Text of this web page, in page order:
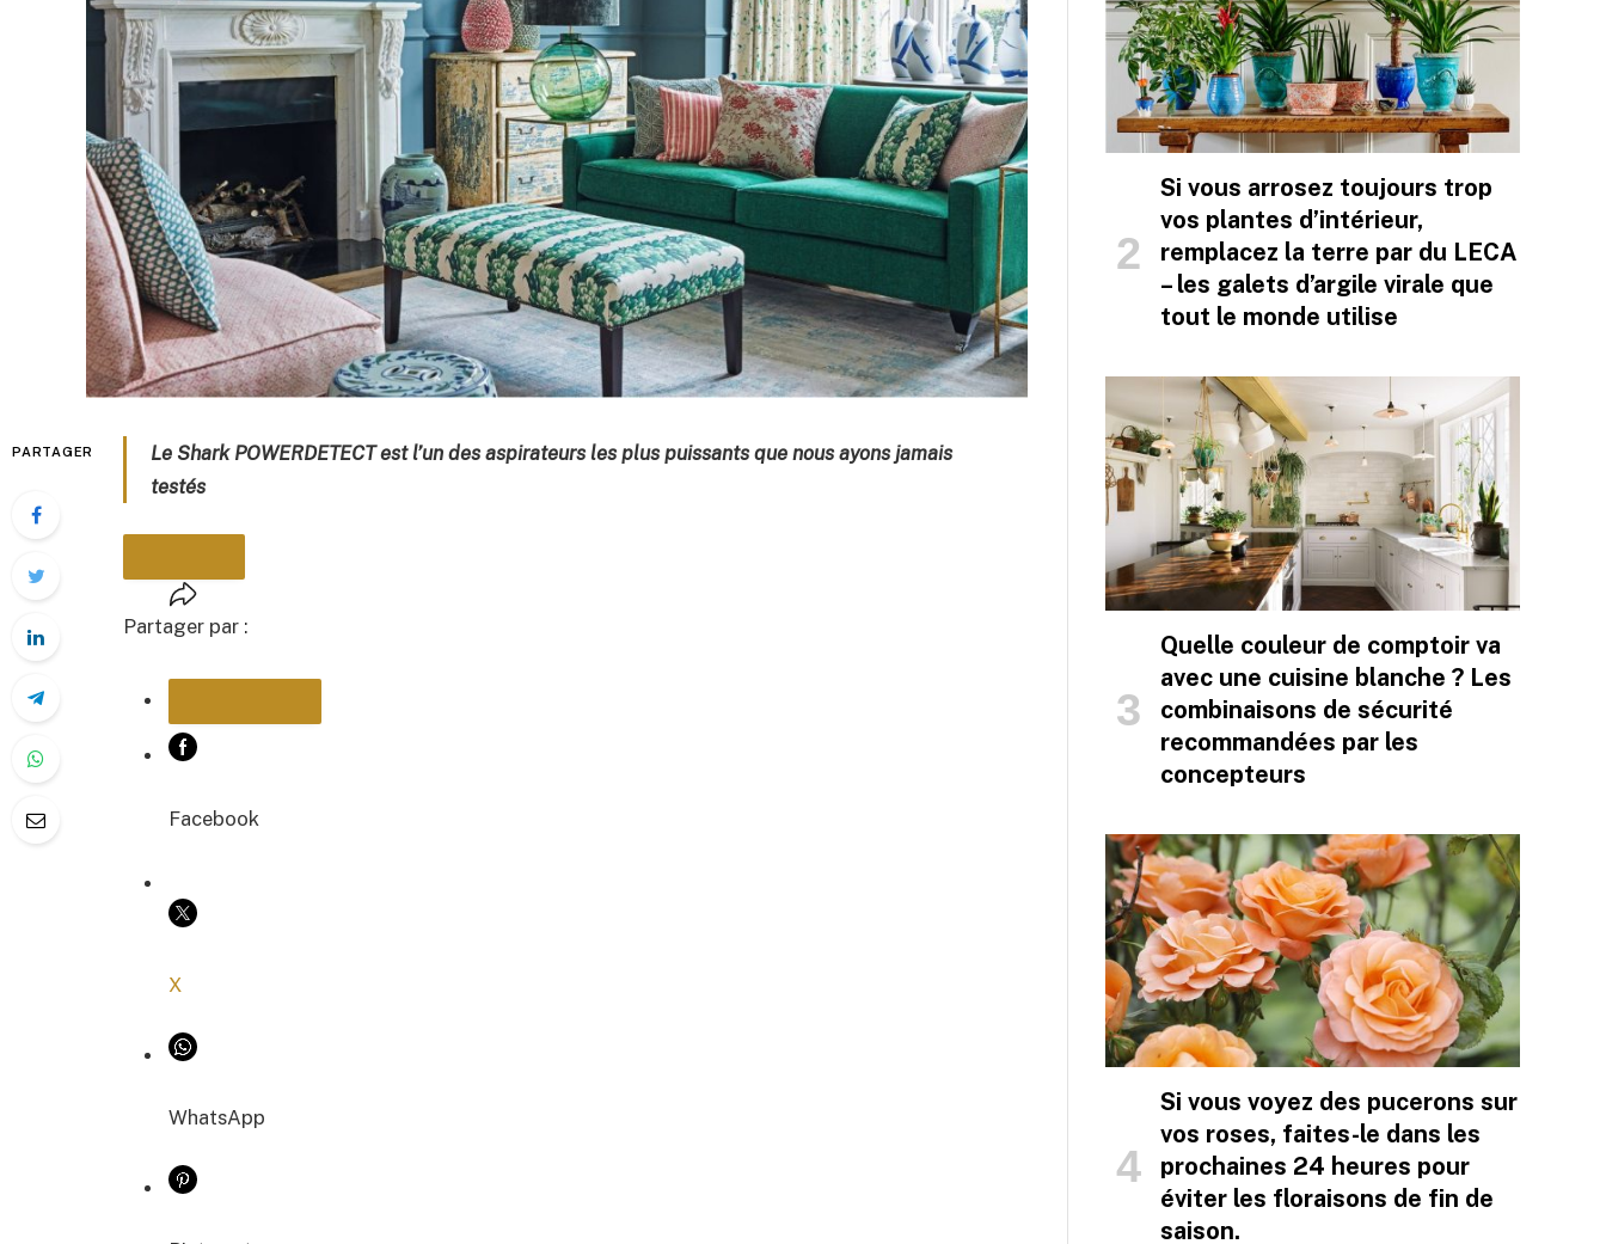
PARTAGER
Le Shark POWERDETECT est l’un des aspirateurs les plus puissants que nous ayons jamais
testés
Partager par :
COPIER LE LIEN
Facebook
X
WhatsApp
Si vous arrosez toujours trop
vos plantes d’intérieur,
remplacez la terre par du LECA
– les galets d’argile virale que
tout le monde utilise
Quelle couleur de comptoir va
avec une cuisine blanche ? Les
combinaisons de sécurité
recommandées par les
concepteurs
Si vous voyez des pucerons sur
vos roses, faites-le dans les
prochaines 24 heures pour
éviter les floraisons de fin de
saison.